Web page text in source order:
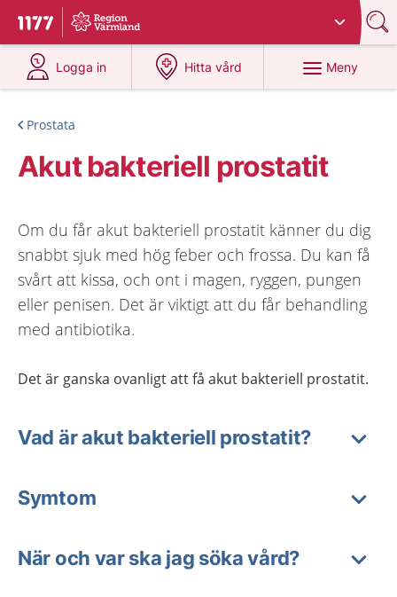
Till startsidan för 1177
Du har valt region
Logga in
på 1177.se
Hitta vård
på 1177.se
Meny
Prostata
Akut bakteriell prostatit
Om du får akut bakteriell prostatit känner du dig
snabbt sjuk med hög feber och frossa. Du kan få
svårt att kissa, och ont i magen, ryggen, pungen
eller penisen. Det är viktigt att du får behandling
med antibiotika.
Det är ganska ovanligt att få akut bakteriell prostatit.
Vad är akut bakteriell prostatit?
Symtom
När och var ska jag söka vård?